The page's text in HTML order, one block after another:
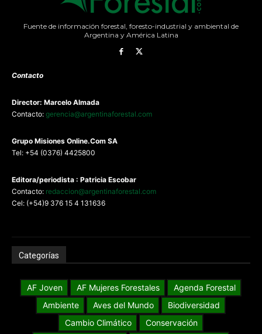
Fuente de información forestal, foresto-industrial y ambiental de
Argentina y América Latina
Contacto
Director: Marcelo Almada
Contacto: gerencia@argentinaforestal.com
Grupo Misiones Online.Com SA
Tel: +54 (0376) 4425800
Editora/periodista : Patricia Escobar
Contacto: redaccion@argentinaforestal.com
Cel: (+54)9 376 15 4 131636
Categorías
AF Joven AF Mujeres Forestales
Agenda Forestal
Ambiente
Aves del Mundo
Biodiversidad
Cambio Climático
Conservación